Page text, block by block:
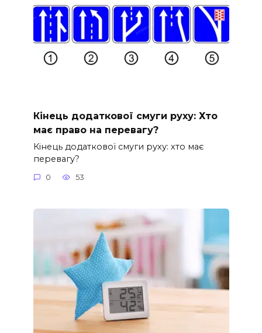
Кінець додаткової смуги руху: Хто
має право на перевагу?
Кінець додаткової смуги руху: хто має
перевагу?
0 53